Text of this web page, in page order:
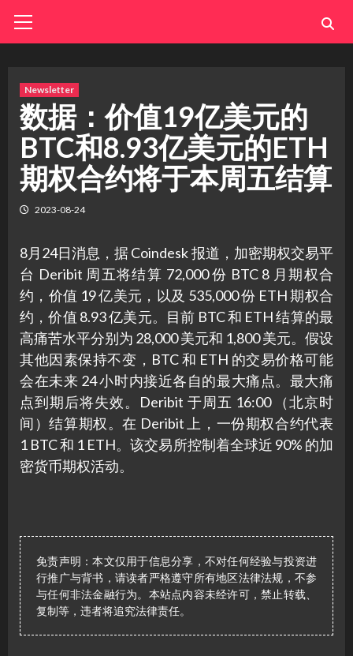
Menu
Newsletter
数据：价值19亿美元的
BTC和8.93亿美元的ETH
期权合约将于本周五结算
2023-08-24
8月24日消息，据 Coindesk 报道，加密期权交易平
台 Deribit 周五将结算 72,000 份 BTC 8 月期权合
约，价值 19 亿美元，以及 535,000 份 ETH 期权合
约，价值 8.93 亿美元。目前 BTC 和 ETH 结算的最
高痛苦水平分别为 28,000 美元和 1,800 美元。假设
其他因素保持不变，BTC 和 ETH 的交易价格可能
会在未来 24 小时内接近各自的最大痛点。最大痛
点到期后将失效。Deribit 于周五 16:00 （北京时
间）结算期权。在 Deribit 上，一份期权合约代表
1 BTC 和 1 ETH。该交易所控制着全球近 90% 的加
密货币期权活动。
免责声明：本文仅用于信息分享，不对任何经验与投资进
行推广与背书，请读者严格遵守所有地区法律法规，不参
与任何非法金融行为。本站点内容未经许可，禁止转载、
复制等，违者将追究法律责任。